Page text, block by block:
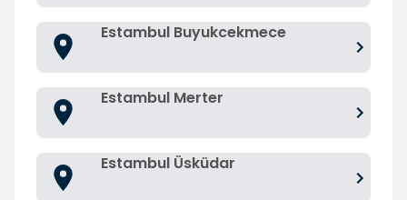
Estambul Buyukcekmece
Estambul Merter
Estambul Üsküdar